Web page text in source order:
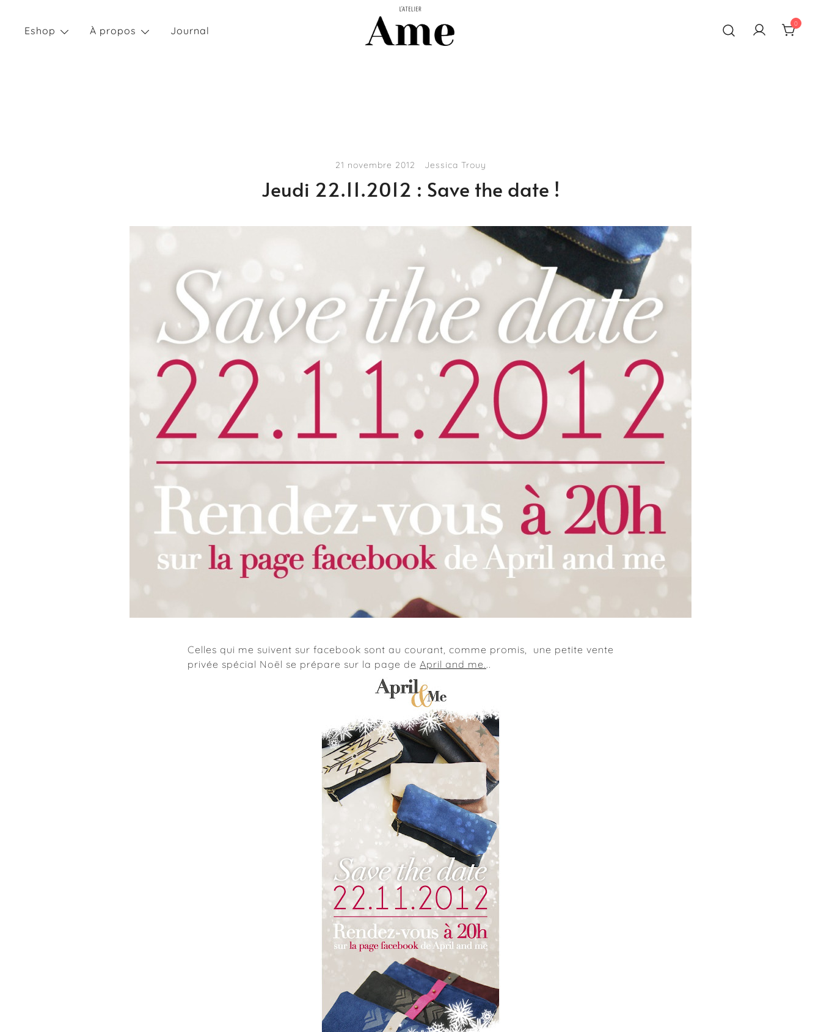
contentEshop À propos Journal
0
21 novembre 2012 Jessica Trouy
Jeudi 22.11.2012 : Save the date !
Celles qui me suivent sur facebook sont au courant, comme promis, une petite vente
privée spécial Noël se prépare sur la page de April and me...